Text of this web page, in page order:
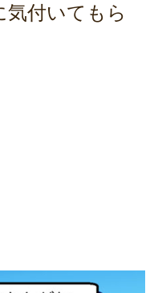
気付いてもら